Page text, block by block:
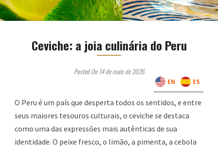
Ceviche: a joia culinária do Peru
Posted On 14 de maio de 2026
O Peru é um país que desperta todos os sentidos, e entre
seus maiores tesouros culturais, o ceviche se destaca
como uma das expressões mais autênticas de sua
identidade. O peixe fresco, o limão, a pimenta, a cebola
EN ES